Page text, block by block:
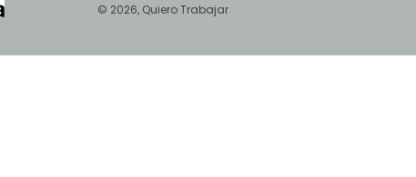
© 2026, Quiero Trabajar